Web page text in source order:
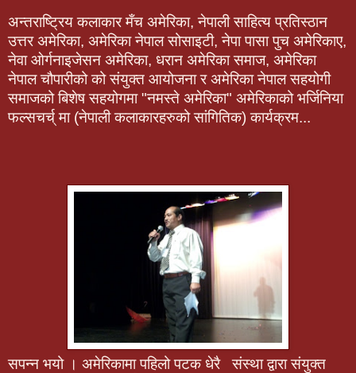
अन्तराष्ट्रिय कलाकार मँच अमेरिका, नेपाली साहित्य प्रतिस्ठान
उत्तर अमेरिका, अमेरिका नेपाल सोसाइटी, नेपा पासा पुच अमेरिकाए,
नेवा ओर्गनाइजेसन अमेरिका, धरान अमेरिका समाज, अमेरिका
नेपाल चौपारीको को संयुक्त आयोजना र अमेरिका नेपाल सहयोगी
समाजको बिशेष सहयोगमा "नमस्ते अमेरिका" अमेरिकाको भर्जिनिया
फल्सचर्च् मा (नेपाली कलाकारहरुको सांगितिक) कार्यक्रम...
सपन्न भयो । अमेरिकामा पहिलो पटक धेरै संस्था द्वारा संयुक्त